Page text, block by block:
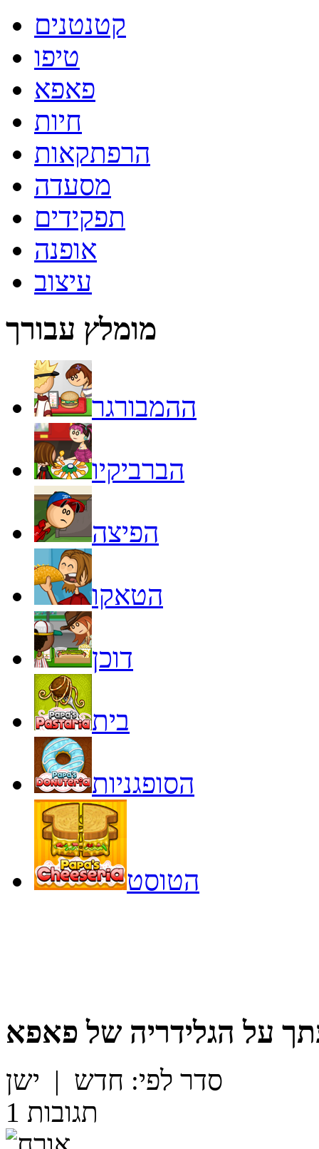
קטנטנים
טיפו
פאפא
חיות
הרפתקאות
מסעדה
תפקידים
אופנה
עיצוב
מומלץ עבורך
ההמבורגר
הברביקיו
הפיצה
הטאקו
דוכן
בית
הסופגניות
הטוסט
על הגלידריה של פאפא
סדר לפי: חדש | ישן
1 תגובות